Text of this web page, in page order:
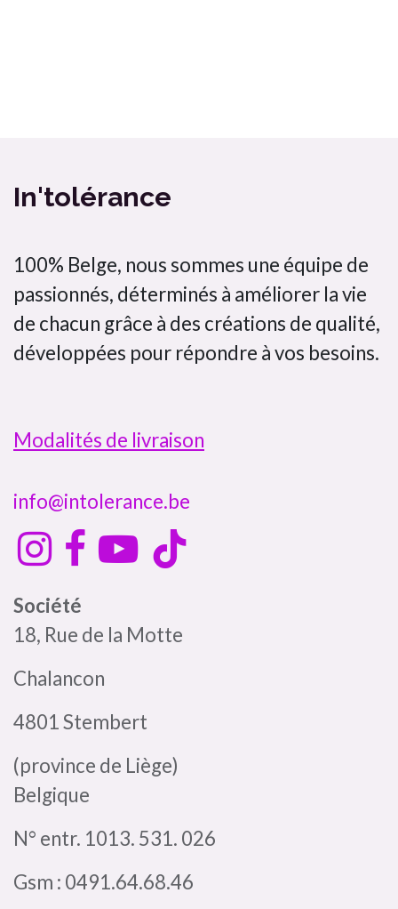
In'tolérance
100% Belge, nous sommes une équipe de
passionnés, déterminés à améliorer la vie
de chacun grâce à des créations de qualité,
développées pour répondre à vos besoins.
Modalités de livraison
info@intolerance.be
Société
18, Rue de la Motte
Chalancon
4801 Stembert
(province de Liège)
Belgique
N° entr. 1013. 531. 026
Gsm : 0491.64.68.46